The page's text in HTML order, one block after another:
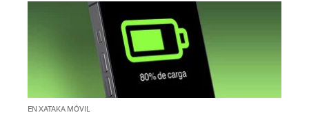
EN XATAKA MÓVIL